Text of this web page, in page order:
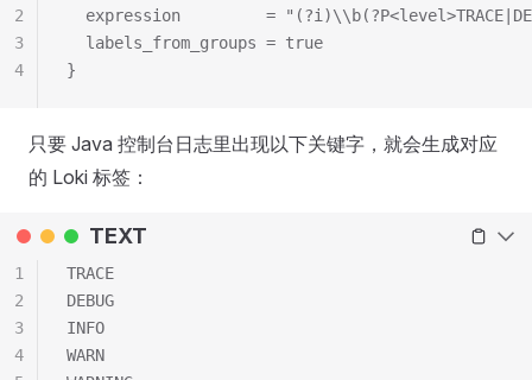
expression         =
  labels_from_groups = true
}
2
3
4
只要 Java 控制台日志里出现以下关键字，就会生成对应
的 Loki 标签：
TEXT
TRACE
DEBUG
INFO
WARN
1
2
3
4